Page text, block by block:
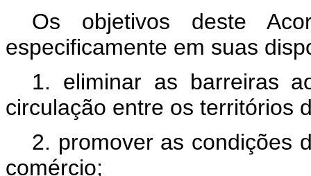
Os objetivos deste
especificamente em suas
1. eliminar as barreiras
circulação entre os territórios
2. promover as condições
comércio;